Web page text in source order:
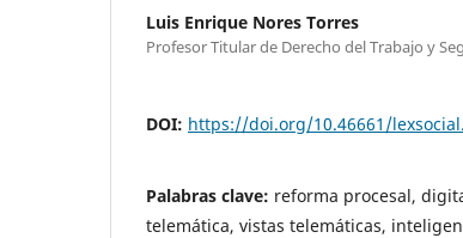
Luis Enrique Nores Torres
Profesor Titular de Derecho del Trabajo y
DOI: https://doi.org/10.46661/
Palabras clave: reforma procesal,
telemática, vistas telemáticas,